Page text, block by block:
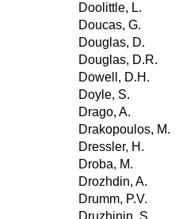
Doolittle, L.
Doucas, G.
Douglas, D.
Douglas, D.R.
Dowell, D.H.
Doyle, S.
Drago, A.
Drakopoulos, M.
Dressler, H.
Droba, M.
Drozhdin, A.
Drumm, P.V.
Druzhinin, S.